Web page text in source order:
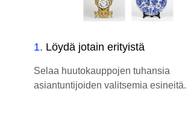
1. Löydä jotain erityistä
Selaa huutokauppojen tuhansia
asiantuntijoiden valitsemia esineitä.